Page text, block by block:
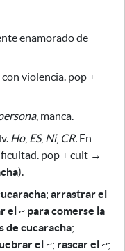
enamorado de
violencia. pop +
, manca.
Ho, ES, Ni, CR. En
pop + cult →
).
; arrastrar el
el ~ para comerse la
s de cucaracha;
el ~; rascar el ~;